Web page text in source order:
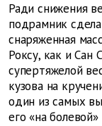
Ради снижения
подрамник
снаряженная
Роксу, как и Сан
супертяжелой
кузова на
один из самых
его «на